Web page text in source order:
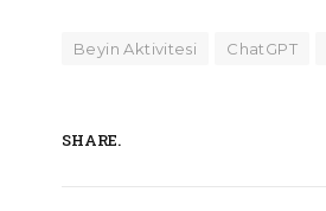
Beyin Aktivitesi ChatGPT
SHARE.